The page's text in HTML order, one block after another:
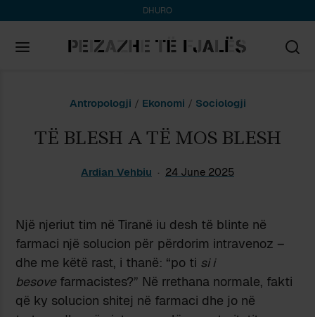
DHURO
Antropologji / Ekonomi / Sociologji
TË BLESH A TË MOS BLESH
Ardian Vehbiu 24 June 2025
Një njeriut tim në Tiranë iu desh të blinte në
farmaci një solucion për përdorim intravenoz –
dhe me këtë rast, i thanë: “po ti si i
besove farmacistes?” Në rrethana normale, fakti
që ky solucion shitej në farmaci dhe jo në